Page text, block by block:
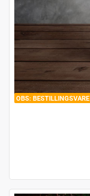
BESTILLINGSVARE